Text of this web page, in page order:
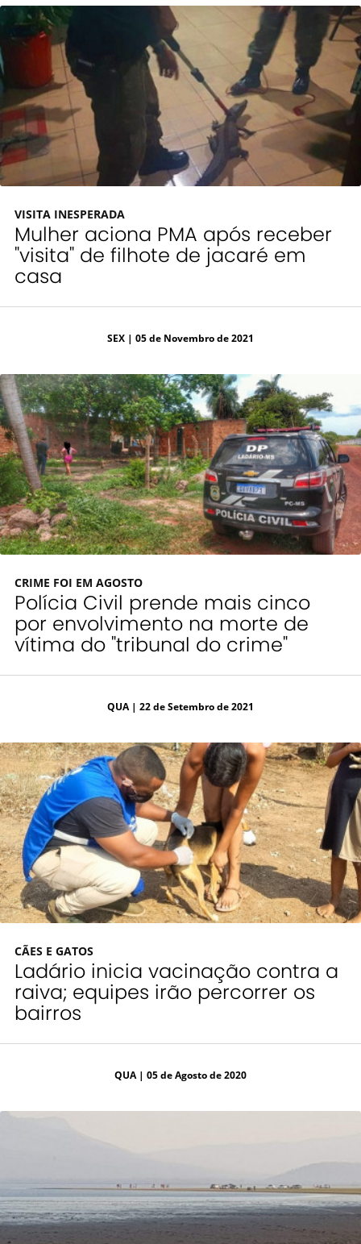
VISITA INESPERADA
Mulher aciona PMA após receber
"visita" de filhote de jacaré em
casa
SEX | 05 de Novembro de 2021
CRIME FOI EM AGOSTO
Polícia Civil prende mais cinco
por envolvimento na morte de
vítima do "tribunal do crime"
QUA| 22 de Setembro de 2021
CÃES E GATOS
Ladário inicia vacinação contra a
raiva; equipes irão percorrer os
bairros
QUA| 05 de Agosto de 2020